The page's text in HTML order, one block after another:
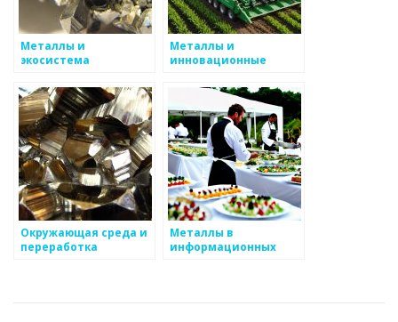
Металлы и
экосистема
Металлы и
инновационные
устойчивого
Окружающая среда и
переработка
Металлы в
информационных